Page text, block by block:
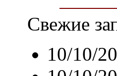
Свежие
10/10/